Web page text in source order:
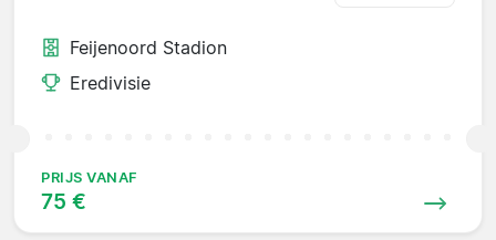
Feijenoord Stadion
Eredivisie
PRIJS VANAF
75 €